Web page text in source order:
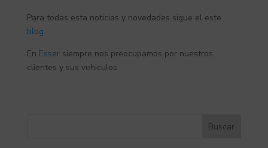
Para todas esta noticias y novedades sigue el este
blog.
En Esser siempre nos preocupamos por nuestros
clientes y sus vehiculos
Buscar